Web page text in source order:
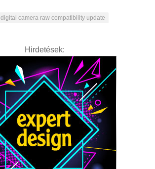
digital camera raw compatibility update
Hirdetések: